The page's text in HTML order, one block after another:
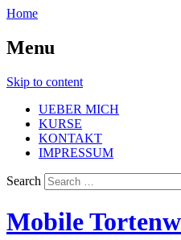
Home
Menu
Skip to content
UEBER MICH
KURSE
KONTAKT
IMPRESSUM
Search
Mobile